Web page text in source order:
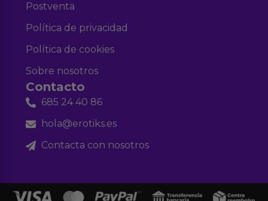
Postventa
Política de privacidad
Política de cookies
Sobre nosotros
Contacto
685 24 40 86
hola@erotiks.es
Contacta con nosotros